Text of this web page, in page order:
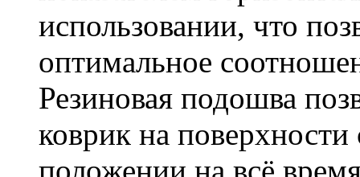
использовании, что
оптимальное
Резиновая подошва
коврик на поверхности
положении на всё